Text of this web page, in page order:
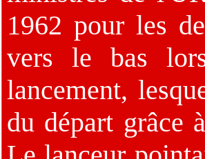
1962 pour les
vers le bas
lancement,
du départ grâce